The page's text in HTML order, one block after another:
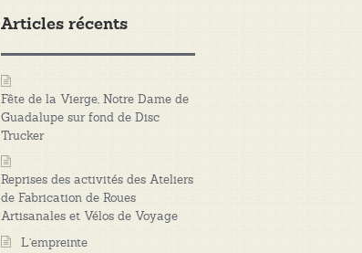
Articles récents
Fête de la Vierge, Notre Dame de
Guadalupe sur fond de Disc
Trucker
Reprises des activités des Ateliers
de Fabrication de Roues
Artisanales et Vélos de Voyage
L’empreinte